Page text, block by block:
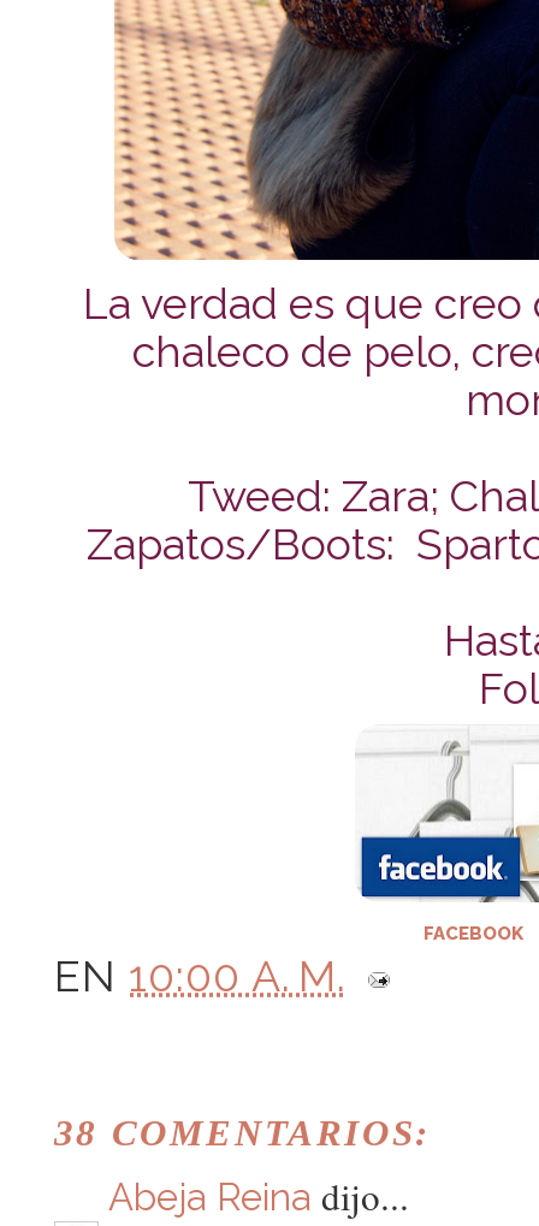
La verdad es que
chaleco de pelo,
Tweed: Zara;
Zapatos/Boots:
FACEBOOK
EN 10:00 A. M.
38 COMENTARIOS:
Abeja Reina dijo...